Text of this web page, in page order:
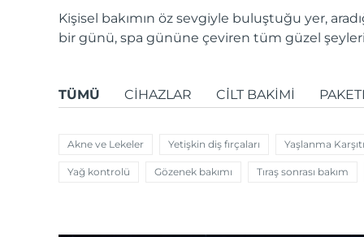
Kişisel bakımın öz sevgiyle buluştuğu yer,
bir günü, spa gününe çeviren tüm güzel şeyleri
TÜMÜ CIHAZLAR CİLT BAKIMI
Akne ve Lekeler Yetişkin diş fırçaları Yaşlanma
Yağ kontrolü Gözenek bakımı Tıraş sonrası bakım
FAQ™ Dual LED Panel